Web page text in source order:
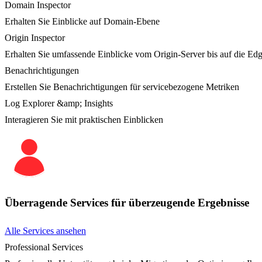
Domain Inspector
Erhalten Sie Einblicke auf Domain-Ebene
Origin Inspector
Erhalten Sie umfassende Einblicke vom Origin-Server bis auf die
Benachrichtigungen
Erstellen Sie Benachrichtigungen für servicebezogene Metriken
Log Explorer &amp; Insights
Interagieren Sie mit praktischen Einblicken
Überragende Services für überzeugende Ergebnisse
Alle Services ansehen
Professional Services